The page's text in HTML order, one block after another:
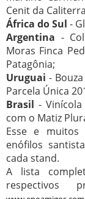
Cenit da
África do Sul -
Argentina -
Moras Finca
Patagônia;
Uruguai -
Parcela Única
Brasil -
com o Matiz
Esse e
enófilos
cada stand.
A lista
respectivos